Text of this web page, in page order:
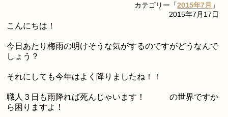
カテゴリー「2015年7月 」
2015年7月17日
こんにちは！
今日あたり梅雨の明けそうな気がするのですがどうなんで
しょう？
それにしても今年はよく降りましたね！！
職人３日も雨降れば死んじゃいます！ の世界ですか
ら困りますよ！